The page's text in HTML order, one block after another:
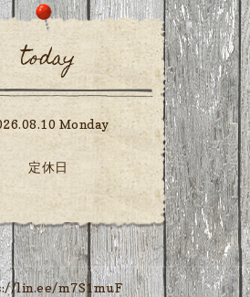
today
Monday
定休日
lin.ee/m7S1muF